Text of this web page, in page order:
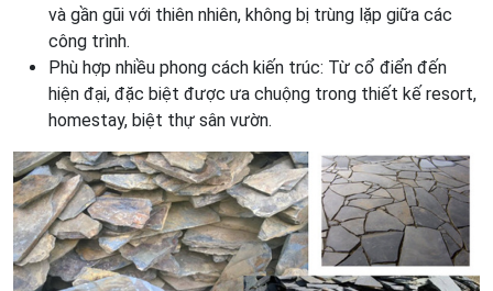
và gần gũi với thiên nhiên, không bị trùng lặp giữa các
công trình.
Phù hợp nhiều phong cách kiến trúc: Từ cổ điển đến
hiện đại, đặc biệt được ưa chuộng trong thiết kế resort,
homestay, biệt thự sân vườn.